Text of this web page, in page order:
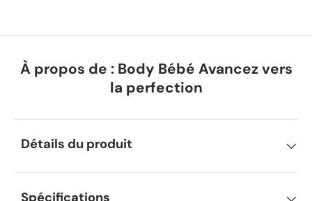
À propos de : Body Bébé Avancez vers
la perfection
Détails du produit
Spécifications